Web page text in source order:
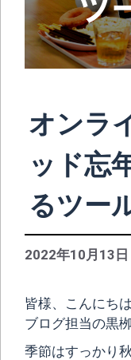
オンラ
ッド忘
るツー
2022年10月13日
皆様、こんにちは
ブログ担当の黒
季節はすっかり